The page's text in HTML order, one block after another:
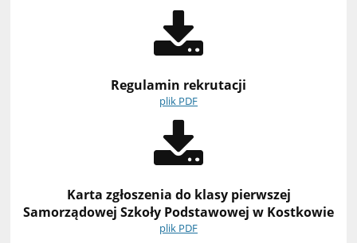
Regulamin rekrutacji
plik PDF
Karta zgłoszenia do klasy pierwszej
Samorządowej Szkoły Podstawowej w Kostkowie
plik PDF